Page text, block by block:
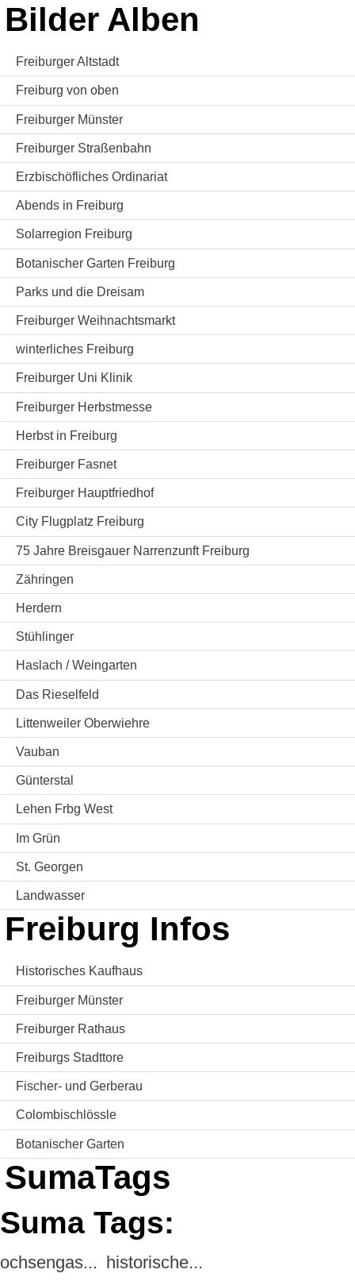
Bilder Alben
Freiburger Altstadt
Freiburg von oben
Freiburger Münster
Freiburger Straßenbahn
Erzbischöfliches Ordinariat
Abends in Freiburg
Solarregion Freiburg
Botanischer Garten Freiburg
Parks und die Dreisam
Freiburger Weihnachtsmarkt
winterliches Freiburg
Freiburger Uni Klinik
Freiburger Herbstmesse
Herbst in Freiburg
Freiburger Fasnet
Freiburger Hauptfriedhof
City Flugplatz Freiburg
75 Jahre Breisgauer Narrenzunft Freiburg
Zähringen
Herdern
Stühlinger
Haslach / Weingarten
Das Rieselfeld
Littenweiler Oberwiehre
Vauban
Günterstal
Lehen Frbg West
Im Grün
St. Georgen
Landwasser
Freiburg Infos
Historisches Kaufhaus
Freiburger Münster
Freiburger Rathaus
Freiburgs Stadttore
Fischer- und Gerberau
Colombischlössle
Botanischer Garten
SumaTags
Suma Tags:
ochsengas... historische...